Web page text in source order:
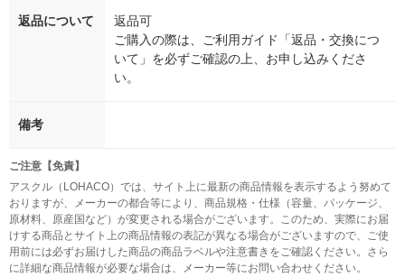
返品について
返品可
ご購入の際は、ご利用ガイド「返品・交換につ
いて」を必ずご確認の上、お申し込みくださ
い。
備考
ご注意【免責】
アスクル（LOHACO）では、サイト上に最新の商品情報を表示するよう努めて
おりますが、メーカーの都合等により、商品規格・仕様（容量、パッケージ、
原材料、原産国など）が変更される場合がございます。このため、実際にお届
けする商品とサイト上の商品情報の表記が異なる場合がございますので、ご使
用前には必ずお届けした商品の商品ラベルや注意書きをご確認ください。さら
に詳細な商品情報が必要な場合は、メーカー等にお問い合わせください。